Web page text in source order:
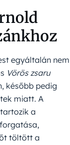
egyáltalán nem
Vörös zsaru
később pedig
miatt. A
a
töltött a